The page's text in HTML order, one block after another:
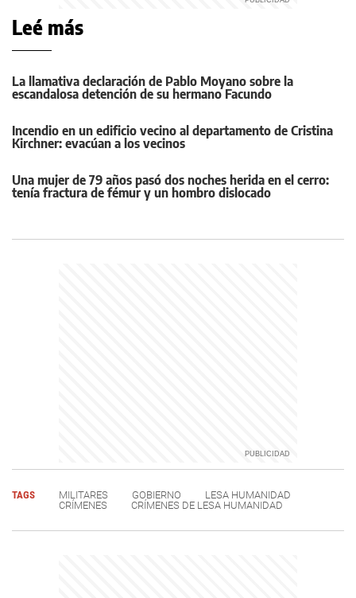
Leé más
La llamativa declaración de Pablo Moyano sobre la
escandalosa detención de su hermano Facundo
Incendio en un edificio vecino al departamento de Cristina
Kirchner: evacúan a los vecinos
Una mujer de 79 años pasó dos noches herida en el cerro:
tenía fractura de fémur y un hombro dislocado
TAGS MILITARES GOBIERNO
LESA HUMANIDAD
CRÍMENES
CRÍMENES DE LESA HUMANIDAD